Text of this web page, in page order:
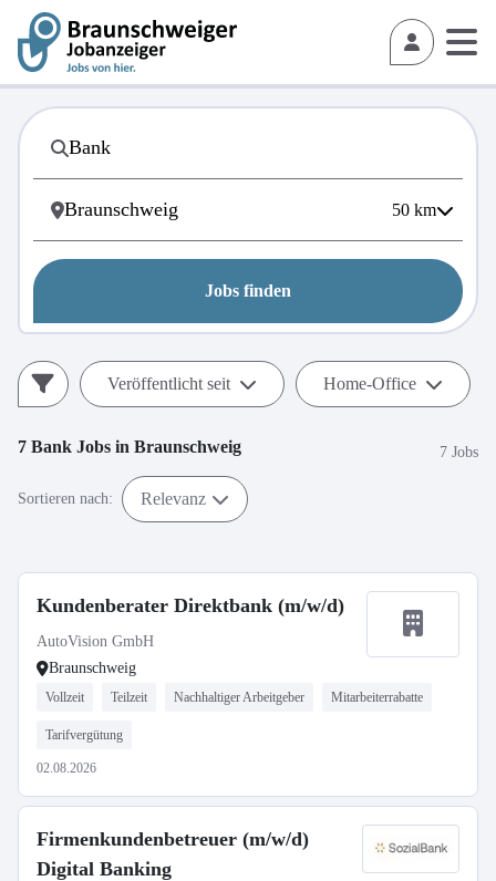
50 km
Jobs finden
Veröffentlicht seit Home-Office
7 Bank Jobs in Braunschweig 7 Jobs
Sortieren nach: Relevanz
Kundenberater Direktbank (m/w/d)
AutoVision GmbH
Braunschweig
Vollzeit Teilzeit Nachhaltiger Arbeitgeber Mitarbeiterrabatte
Tarifvergütung
02.08.2026
Firmenkundenbetreuer (m/w/d)
Digital Banking